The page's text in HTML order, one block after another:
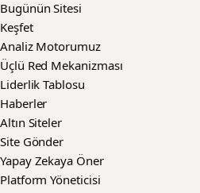
Bugünün Sitesi
Keşfet
Analiz Motorumuz
Üçlü Red Mekanizması
Liderlik Tablosu
Haberler
Altın Siteler
Site Gönder
Yapay Zekaya Öner
Platform Yöneticisi